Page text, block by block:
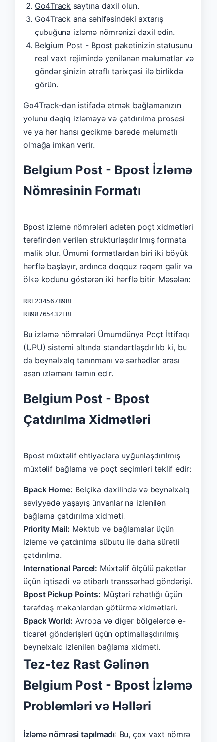
Go4Track saytına daxil olun.
Go4Track ana səhifəsindəki axtarış
çubuğuna izləmə nömrənizi daxil edin.
Belgium Post - Bpost paketinizin statusunu
real vaxt rejimində yenilənən məlumatlar və
göndərişinizin ətraflı tarixçəsi ilə birlikdə
görün.
Go4Track-dan istifadə etmək bağlamanızın
yolunu dəqiq izləməyə və çatdırılma prosesi
və ya hər hansı gecikmə barədə məlumatlı
olmağa imkan verir.
Belgium Post - Bpost İzləmə
Nömrəsinin Formatı
Bpost izləmə nömrələri adətən poçt xidmətləri
tərəfindən verilən strukturlaşdırılmış formata
malik olur. Ümumi formatlardan biri iki böyük
hərflə başlayır, ardınca doqquz rəqəm gəlir və
ölkə kodunu göstərən iki hərflə bitir. Məsələn:
RR123456789BE
RB987654321BE
Bu izləmə nömrələri Ümumdünya Poçt İttifaqı
(UPU) sistemi altında standartlaşdırılıb ki, bu
da beynəlxalq tanınmanı və sərhədlər arası
asan izləməni təmin edir.
Belgium Post - Bpost
Çatdırılma Xidmətləri
Bpost müxtəlif ehtiyaclara uyğunlaşdırılmış
müxtəlif bağlama və poçt seçimləri təklif edir:
Bpack Home: Belçika daxilində və beynəlxalq
səviyyədə yaşayış ünvanlarına izlənilən
bağlama çatdırılma xidməti.
Priority Mail: Məktub və bağlamalar üçün
izləmə və çatdırılma sübutu ilə daha sürətli
çatdırılma.
International Parcel: Müxtəlif ölçülü paketlər
üçün iqtisadi və etibarlı transsərhəd göndərişi.
Bpost Pickup Points: Müştəri rahatlığı üçün
tərəfdaş məkanlardan götürmə xidmətləri.
Bpack World: Avropa və digər bölgələrdə e-
ticarət göndərişləri üçün optimallaşdırılmış
beynəlxalq izlənilən bağlama xidməti.
Tez-tez Rast Gəlinən
Belgium Post - Bpost İzləmə
Problemləri və Həlləri
İzləmə nömrəsi tapılmadı: Bu, çox vaxt nömrə